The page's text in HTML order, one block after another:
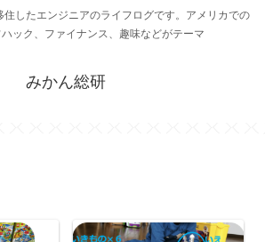
したエンジニアのライフログです。アメリカでの
ック、ファイナンス、趣味などがテーマ
みかん総研